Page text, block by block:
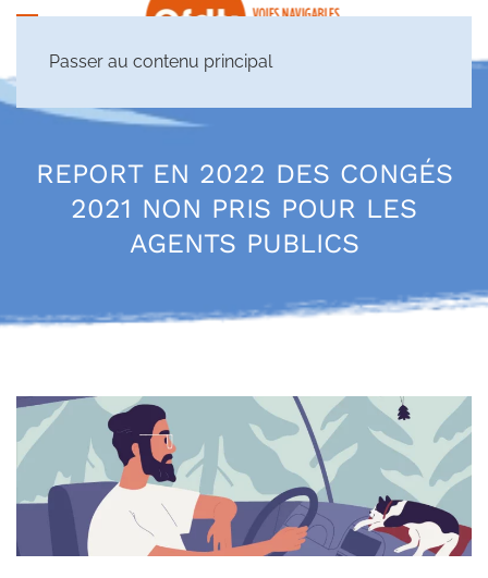
Passer au contenu principal
REPORT EN 2022 DES CONGÉS
2021 NON PRIS POUR LES
AGENTS PUBLICS